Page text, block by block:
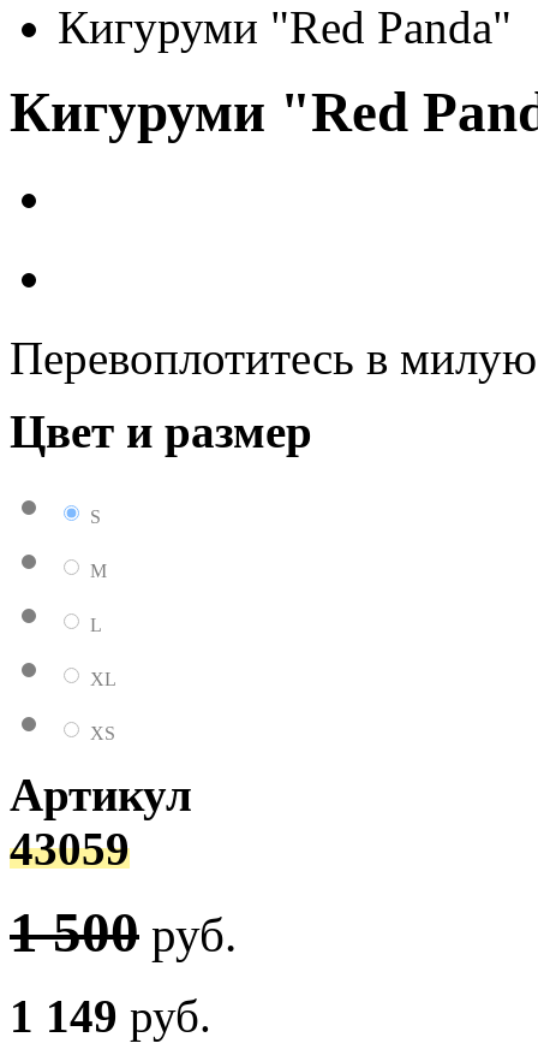
Кигуруми "Red Panda"
Кигуруми "Red
Перевоплотитесь в
Цвет и размер
S
M
L
XL
XS
Артикул
43059
1 500 руб.
1 149 руб.